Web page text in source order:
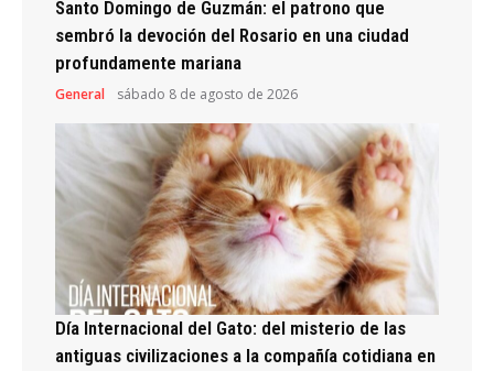
Santo Domingo de Guzmán: el patrono que
sembró la devoción del Rosario en una ciudad
profundamente mariana
General sábado 8 de agosto de 2026
Día Internacional del Gato: del misterio de las
antiguas civilizaciones a la compañía cotidiana en